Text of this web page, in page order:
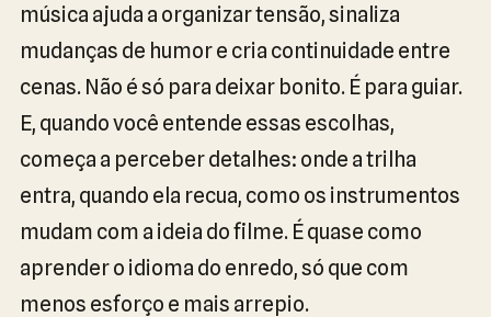
música ajuda a organizar tensão, sinaliza
mudanças de humor e cria continuidade entre
cenas. Não é só para deixar bonito. É para guiar.
E, quando você entende essas escolhas,
começa a perceber detalhes: onde a trilha
entra, quando ela recua, como os instrumentos
mudam com a ideia do filme. É quase como
aprender o idioma do enredo, só que com
menos esforço e mais arrepio.